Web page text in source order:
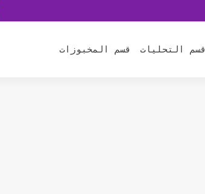
قسم التحليات قسم المخبوزات